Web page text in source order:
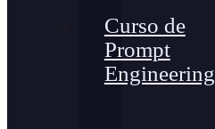
Curso de
Prompt
Engineering